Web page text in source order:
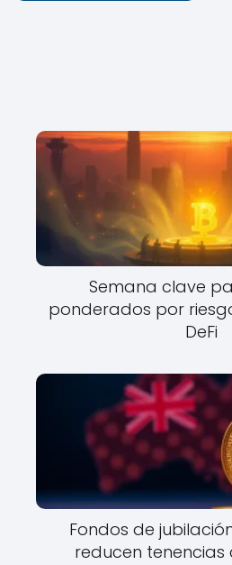
Semana clave
ponderados por
DeFi
Fondos de
reducen tenencias